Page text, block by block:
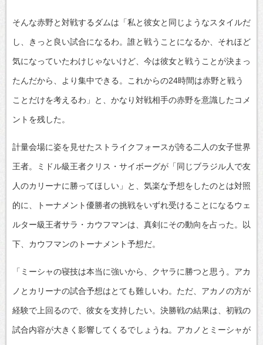
そんな赤野と対戦するダムは「私と彼女と同じようなスタイルだ
し、きっと良い試合になるわ。誰と戦うことになるか、それほど
気になっていたわけじゃないけど、今は彼女と戦うことが決まっ
たんだから、より集中できる。これからの24時間は赤野と戦う
ことだけを考えるわ」と、かなり対戦相手の赤野を意識したコメ
ントを残した。
計量会場に姿を見せたストライクフォースが誇る二人の女子世界
王者。ミドル級王者クリス・サイボーグが「同じブラジル人で友
人のカリーナに勝ってほしい」と、気楽な予想をしたのとは対照
的に、トーナメント優勝者の挑戦をいずれ受けることになるウェ
ルター級王者サラ・カウフマンは、真剣にその動向を占った。以
下、カウフマンのトーナメント予想だ。
「ミーシャの寝技は本当に強いから、クヤラに勝つと思う。アカ
ノとカリーナの試合予想はとても難しいわ。ただ、アカノの方が
経験で上回るので、彼女を支持したい。決勝戦の結果は、初戦の
試合内容が大きく影響してくるでしょうね。アカノとミーシャが